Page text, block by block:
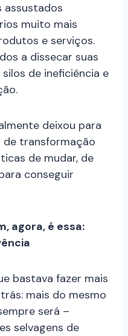
assustados
muito mais
e serviços.
a dissecar suas
de ineficiência e
deixou para
transformação
de mudar, de
conseguir
agora, é essa:
bastava fazer mais
mais do mesmo
será –
selvagens de